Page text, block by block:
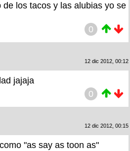
de los tacos y las alubias yo se
0
12 dic 2012, 00:12
jajaja
0
12 dic 2012, 00:15
"as say as toon as"